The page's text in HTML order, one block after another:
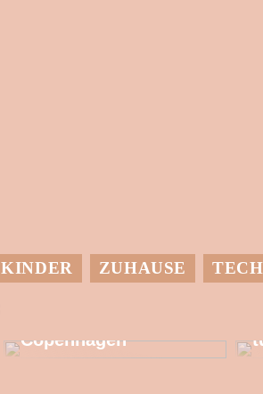
KINDER ZUHAUSE
Copenhagen